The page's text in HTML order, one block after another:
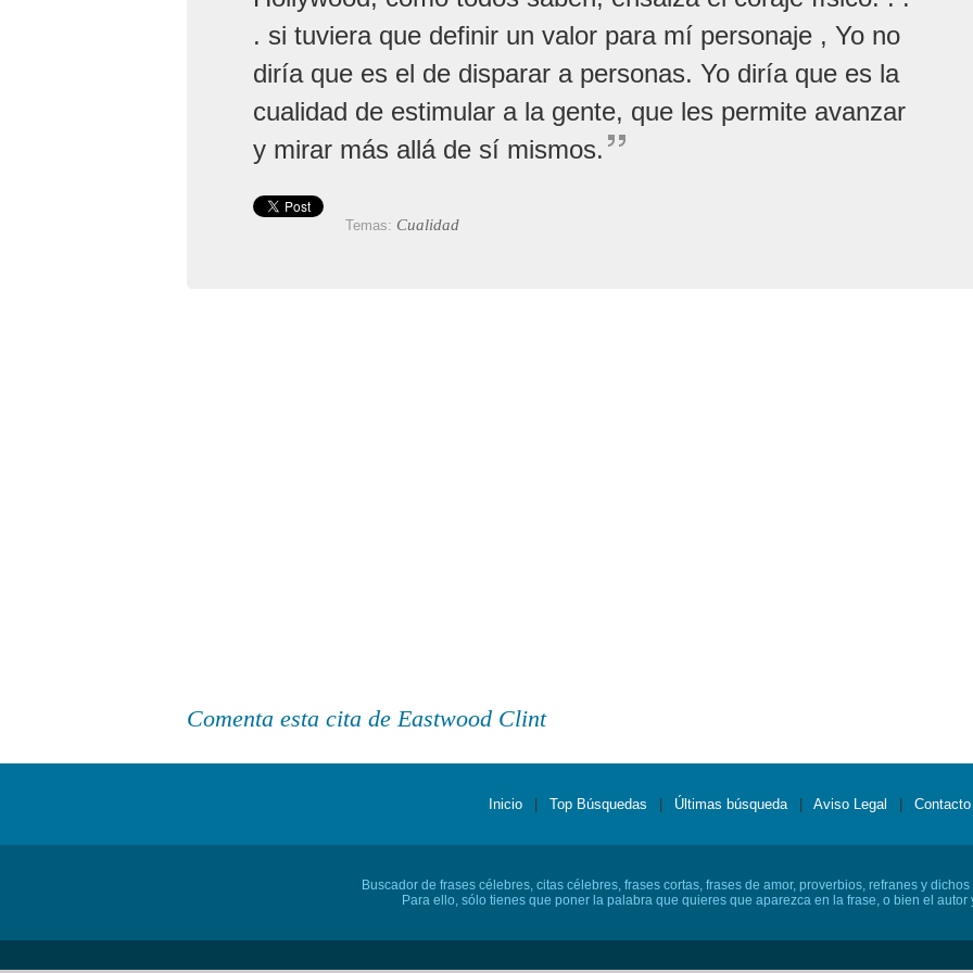
. si tuviera que definir un valor para mí personaje , Yo no
diría que es el de disparar a personas. Yo diría que es la
cualidad de estimular a la gente, que les permite avanzar
y mirar más allá de sí mismos.
Temas: Cualidad
Comenta esta cita de Eastwood Clint
Inicio Top Búsquedas Últimas búsqueda Aviso Legal Contacto
Buscador de frases célebres, citas célebres, frases cortas, frases de amor, proverbios, refranes y
Para ello, sólo tienes que poner la palabra que quieres que aparezca en la frase, o bien el autor